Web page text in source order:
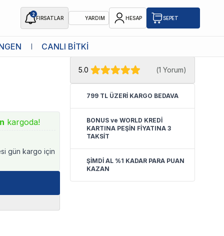
2
FIRSATLAR YARDIM HESAP SEPET
CANLI BİTKİ
kargoda!
gün kargo için
★ Atakan Petshop,
satıcısıdır.
5.0 (1 Yorum)
799 TL ÜZERİ KARGO BEDAVA
BONUS ve WORLD KREDİ
KARTINA PEŞİN FİYATINA 3
TAKSİT
ŞİMDİ AL %1 KADAR PARA PUAN
KAZAN